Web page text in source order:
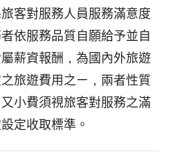
客對服務人員服務滿意度
依服務品質自願給予並自
薪資報酬，為國內外旅遊
旅遊費用之ㄧ，兩者性質
小費須視旅客對服務之滿
定收取標準。